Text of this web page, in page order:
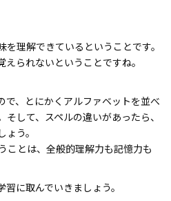
理解できているということです。
られないということですね。
で、とにかくアルファベットを並べ
して、スペルの違いがあったら、
う。
ことは、全般的理解力も記憶力も
に取んでいきましょう。